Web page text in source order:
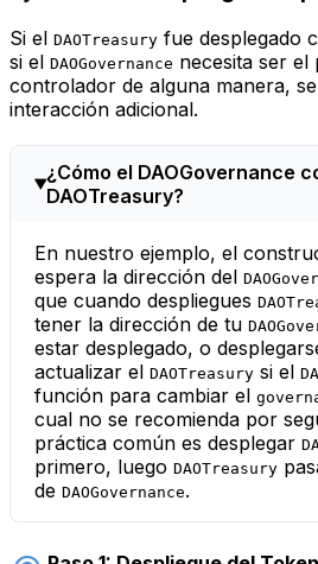
Si el DAOTreasury fue desplegado
si el DAOGovernance necesita ser el
controlador de alguna manera,
interacción adicional.
¿Cómo el DAOGovernance
DAOTreasury?
En nuestro ejemplo, el
espera la dirección del
que cuando despliegues
tener la dirección de tu
estar desplegado, o
actualizar el DAOTreasury si el
función para cambiar el
cual no se recomienda por
práctica común es desplegar
primero, luego DAOTreasury
de DAOGovernance.